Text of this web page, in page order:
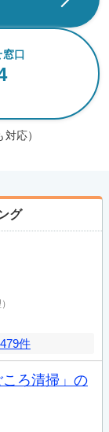
口
応）
グ
479件
ろ清掃」の